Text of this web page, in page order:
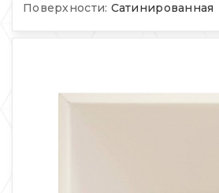
Поверхности: Сатинированная